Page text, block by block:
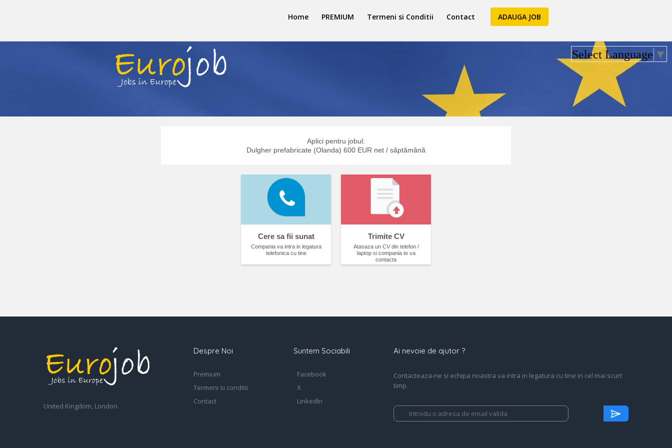
Home PREMIUM Termeni si Conditii Contact ADAUGA JOB
Select Language ▼
Aplici pentru jobul:
Dulgher prefabricate (Olanda) 600 EUR net / săptămână
Cere sa fii sunat
Compania va intra in legatura
telefonica cu tine
Trimite CV
Atasaza un CV din telefon /
laptop si compania te va
contacta
United Kingdom, London
Despre Noi
Premium
Termeni si conditii
Contact
Suntem Sociabili
Facebook
X
LinkedIn
Ai nevoie de ajutor ?
Contacteaza-ne si echipa noastra va intra in legatura cu tine in cel mai scurt
timp.